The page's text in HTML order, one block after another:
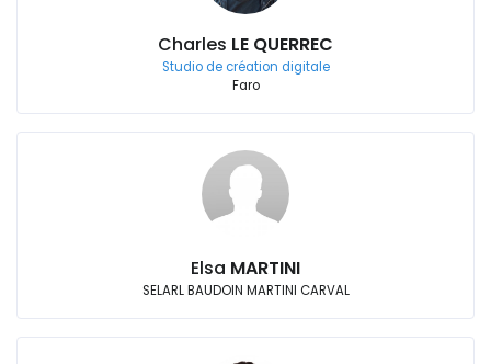
Charles LE QUERREC
Studio de création digitale
Faro
Elsa MARTINI
SELARL BAUDOIN MARTINI CARVAL